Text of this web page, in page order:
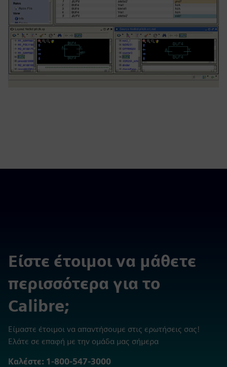
Είστε έτοιμοι να μάθετε
περισσότερα για το
Calibre;
Είμαστε έτοιμοι να απαντήσουμε στις ερωτήσεις σας!
Ελάτε σε επαφή με την ομάδα μας σήμερα
Καλέστε: 1-800-547-3000